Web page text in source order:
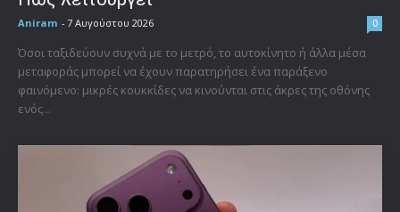
Aniram - 7 Αυγούστου 2026 0
Όσοι ταξιδεύουν συχνά με το μετρό, το αυτοκίνητο ή άλλα μέσα
μεταφοράς μπορεί να έχουν παρατηρήσει ένα παράξενο
φαινόμενο: μικρές κουκκίδες να κινούνται στις άκρες της οθόνης
ενός...